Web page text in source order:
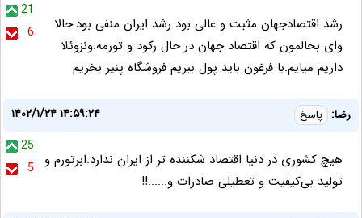
21
6
رشد اقتصادجهان مثبت و عالی بود رشد ایران منفی بود.حالا
وای بحالمون که اقتصاد جهان در حال رکود و تورمه.ونزوئلا
داریم میایم.با فرغون باید پول ببریم فروشگاه پنیر بخریم
رضا: پاسخ
۱۴۰۲/۱/۲۴ ۱۴:۵۹:۲۴
25
5
هیچ کشوری در دنیا اقتصاد شکننده تر از ایران ندارد.ابرتورم و
تولید بی‌کیفیت و تعطیلی صادرات و......!!